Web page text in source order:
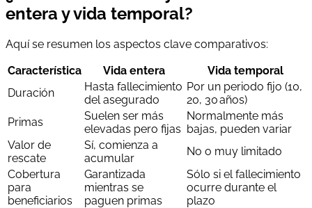
entera y vida temporal?
Aquí se resumen los aspectos clave comparativos:
Característica
Vida entera
Vida temporal
Duración
Hasta fallecimiento
del asegurado
Por un periodo fijo (10,
20, 30 años)
Primas
Suelen ser más
elevadas pero fijas
Normalmente más
bajas, pueden variar
Valor de
rescate
Sí, comienza a
acumular
No o muy limitado
Cobertura
para
beneficiarios
Garantizada
mientras se
paguen primas
Sólo si el fallecimiento
ocurre durante el
plazo